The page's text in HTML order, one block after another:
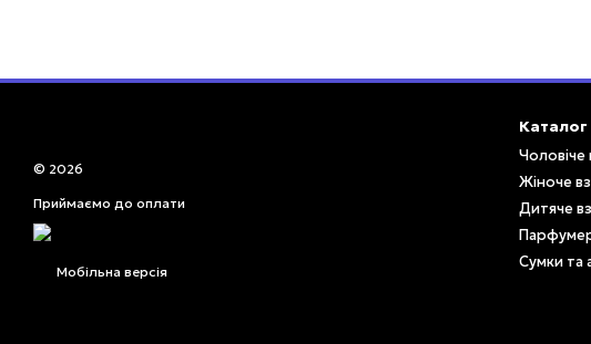
© 2026
Приймаємо до оплати
Мобільна версія
Каталог
Чоловіче
Жіноче
Дитяче
Сумки та